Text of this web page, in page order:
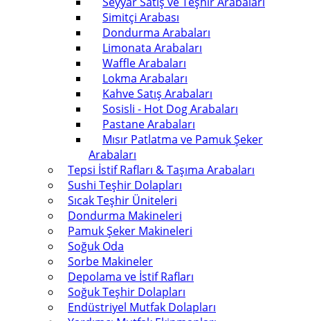
Simitçi Arabası
Dondurma Arabaları
Limonata Arabaları
Waffle Arabaları
Lokma Arabaları
Kahve Satış Arabaları
Sosisli - Hot Dog Arabaları
Pastane Arabaları
Mısır Patlatma ve Pamuk Şeker
Arabaları
Tepsi İstif Rafları & Taşıma Arabaları
Sushi Teşhir Dolapları
Sıcak Teşhir Üniteleri
Dondurma Makineleri
Pamuk Şeker Makineleri
Soğuk Oda
Sorbe Makineler
Depolama ve İstif Rafları
Soğuk Teşhir Dolapları
Endüstriyel Mutfak Dolapları